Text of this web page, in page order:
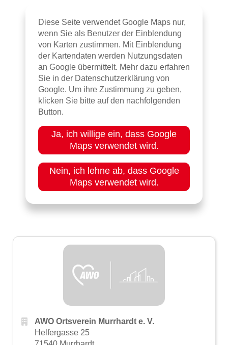
Diese Seite verwendet Google Maps nur,
wenn Sie als Benutzer der Einblendung
von Karten zustimmen. Mit Einblendung
der Kartendaten werden Nutzungsdaten
an Google übermittelt. Mehr dazu erfahren
Sie in der Datenschutzerklärung von
Google. Um ihre Zustimmung zu geben,
klicken Sie bitte auf den nachfolgenden
Button.
Ja, ich willige ein, dass Google
Maps verwendet wird.
Nein, ich lehne ab, dass Google
Maps verwendet wird.
AWO Ortsverein Murrhardt e. V.
Helfergasse 25